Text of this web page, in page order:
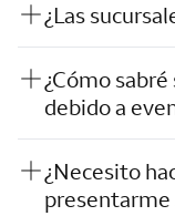
¿Las
¿Cómo
debido a
¿Necesito
presentarme